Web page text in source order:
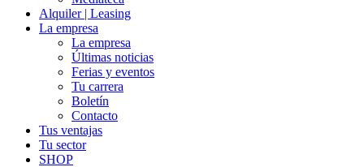
Alquiler | Leasing
La empresa
La empresa
Últimas noticias
Ferias y eventos
Tu carrera
Boletín
Contacto
Tus ventajas
Tu sector
SHOP